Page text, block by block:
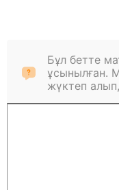
Бұл бетте
ұсынылған.
жүктеп